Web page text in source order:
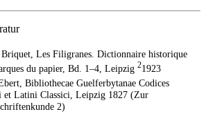
Les Filigranes. Dictionnaire historique
du papier, Bd. 1–4, Leipzig21923
Bibliothecae Guelferbytanae Codices
et Latini Classici, Leipzig 1827 (Zur
2)